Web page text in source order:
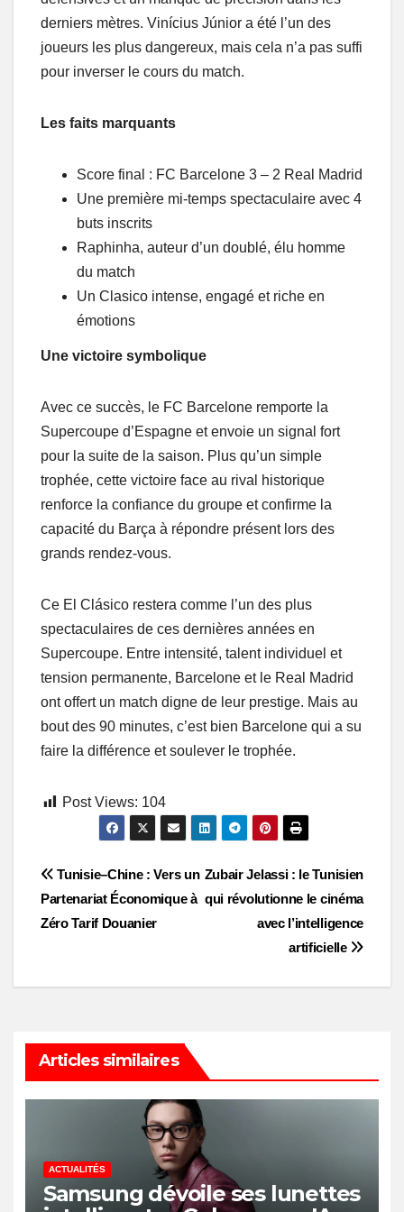
derniers mètres. Vinícius Júnior a été l’un des
joueurs les plus dangereux, mais cela n’a pas suffi
pour inverser le cours du match.
Les faits marquants
Score final : FC Barcelone 3 – 2 Real Madrid
Une première mi-temps spectaculaire avec 4
buts inscrits
Raphinha, auteur d’un doublé, élu homme
du match
Un Clasico intense, engagé et riche en
émotions
Une victoire symbolique
Avec ce succès, le FC Barcelone remporte la
Supercoupe d’Espagne et envoie un signal fort
pour la suite de la saison. Plus qu’un simple
trophée, cette victoire face au rival historique
renforce la confiance du groupe et confirme la
capacité du Barça à répondre présent lors des
grands rendez-vous.
Ce El Clásico restera comme l’un des plus
spectaculaires de ces dernières années en
Supercoupe. Entre intensité, talent individuel et
tension permanente, Barcelone et le Real Madrid
ont offert un match digne de leur prestige. Mais au
bout des 90 minutes, c’est bien Barcelone qui a su
faire la différence et soulever le trophée.
Post Views: 104
Post
navigation
Zubair Jelassi : le Tunisien
qui révolutionne le cinéma
avec l’intelligence
artificielle
Tunisie–Chine : Vers un
Partenariat Économique à
Zéro Tarif Douanier
Articles similaires
ACTUALITÉS
Samsung dévoile ses lunettes